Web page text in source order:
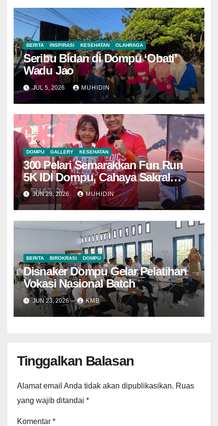
BERITA INSPIRASI KESEHATAN OLAHRAGA
Seribu Bidan di Dompu ‘Obati’
Wadu Jao
JUL 5, 2026 MUHIDIN
DOMPU GALLERY KESEHATAN
300 Pelari Semarakkan Fun Run
5K IDI Dompu, Cahaya Sakral
Raih Penghargaan
JUN 28, 2026 MUHIDIN
BERITA BIROKRASI DOMPU
Disnaker Dompu Gelar Pelatihan
Vokasi Nasional Batch
JUN 23, 2026 KMB
Tinggalkan Balasan
Alamat email Anda tidak akan dipublikasikan. Ruas
yang wajib ditandai *
Komentar *